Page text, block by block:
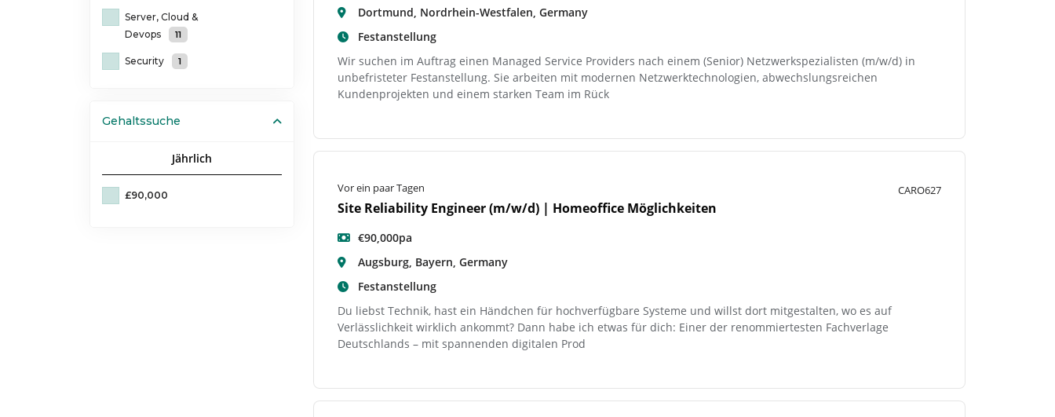
Server, Cloud &
Devops
11
Security 1
Gehaltssuche
Jährlich
£90,000
Dortmund, Nordrhein-Westfalen, Germany
Festanstellung
Wir suchen im Auftrag einen Managed Service Providers nach einem (Senior) Netzwerkspezialisten (m/w/d) in
unbefristeter Festanstellung. Sie arbeiten mit modernen Netzwerktechnologien, abwechslungsreichen
Kundenprojekten und einem starken Team im Rück
Vor ein paar Tagen CARO627
Site Reliability Engineer (m/w/d) | Homeoffice Möglichkeiten
€90,000pa
Augsburg, Bayern, Germany
Festanstellung
Du liebst Technik, hast ein Händchen für hochverfügbare Systeme und willst dort mitgestalten, wo es auf
Verlässlichkeit wirklich ankommt? Dann habe ich etwas für dich: Einer der renommiertesten Fachverlage
Deutschlands – mit spannenden digitalen Prod